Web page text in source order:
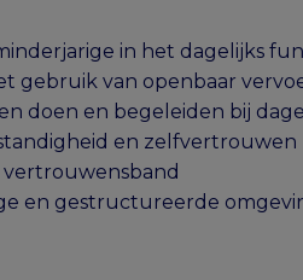
in het dagelijks
gebruik van openbaar
doen en begeleiden bij
en zelfvertrouwen
en gestructureerde